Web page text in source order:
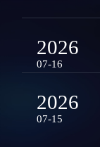
博士后2026
07-16
2026
07-15